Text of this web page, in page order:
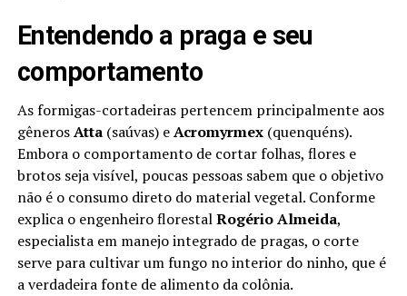
Entendendo a praga e seu
comportamento
As formigas-cortadeiras pertencem principalmente aos
gênerosAtta(saúvas) eAcromyrmex(quenquéns).
Embora o comportamento de cortar folhas, flores e
brotos seja visível, poucas pessoas sabem que o objetivo
não é o consumo direto do material vegetal. Conforme
explica o engenheiro florestalRogério Almeida,
especialista em manejo integrado de pragas, o corte
serve para cultivar um fungo no interior do ninho, que é
a verdadeira fonte de alimento da colônia.